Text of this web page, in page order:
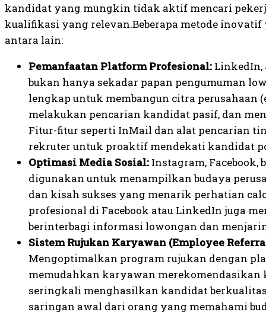
kandidat yang mungkin tidak aktif mencari
kualifikasi yang relevan.Beberapa metode
antara lain:
Pemanfaatan Platform Profesional: LinkedIn,
bukan hanya sekadar papan pengumuman
lengkap untuk membangun citra perusahaan
melakukan pencarian kandidat pasif, dan
Fitur-fitur seperti InMail dan alat pencarian
rekruter untuk proaktif mendekati kandidat
Optimasi Media Sosial: Instagram,
digunakan untuk menampilkan budaya
dan kisah sukses yang menarik perhatian
profesional di Facebook atau LinkedIn juga
berinterbagi informasi lowongan dan
Sistem Rujukan Karyawan (Employee
Mengoptimalkan program rujukan dengan
memudahkan karyawan merekomendasikan
seringkali menghasilkan kandidat
saringan awal dari orang yang memahami